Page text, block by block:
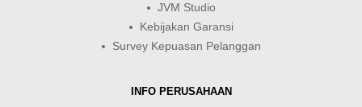
JVM Studio
Kebijakan Garansi
Survey Kepuasan Pelanggan
INFO PERUSAHAAN